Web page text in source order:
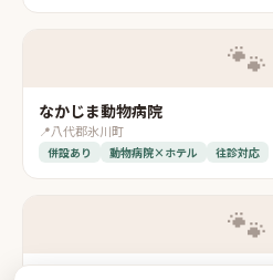
🐾
なかじま動物病院
📍八代郡氷川町
併設あり 動物病院×ホテル 往診対応
🐾